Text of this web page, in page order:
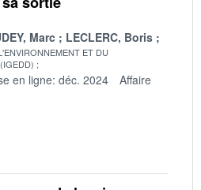
Marc LECLERC, Boris
ET DU
en ligne: déc. 2024
Affaire